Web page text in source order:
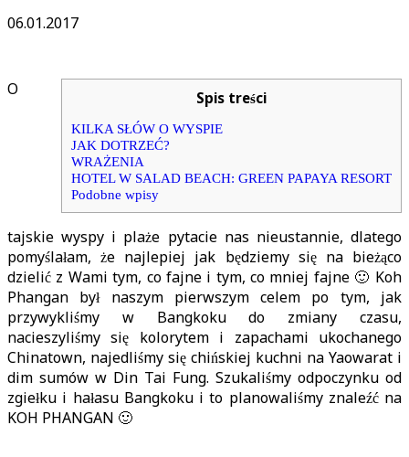
06.01.2017
Spis treści
KILKA SŁÓW O WYSPIE
JAK DOTRZEĆ?
WRAŻENIA
HOTEL W SALAD BEACH: GREEN PAPAYA RESORT
Podobne wpisy
O
tajskie wyspy i plaże pytacie nas nieustannie, dlatego
pomyślałam, że najlepiej jak będziemy się na bieżąco
dzielić z Wami tym, co fajne i tym, co mniej fajne 🙂 Koh
Phangan był naszym pierwszym celem po tym, jak
przywykliśmy w Bangkoku do zmiany czasu,
nacieszyliśmy się kolorytem i zapachami ukochanego
Chinatown, najedliśmy się chińskiej kuchni na Yaowarat i
dim sumów w Din Tai Fung. Szukaliśmy odpoczynku od
zgiełku i hałasu Bangkoku i to planowaliśmy znaleźć na
KOH PHANGAN 🙂